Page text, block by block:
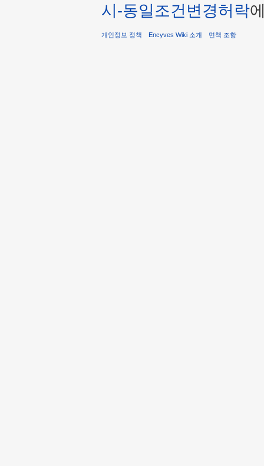
시-동일조건변경허락
개인정보 정책 Encyves Wiki 소개 면책 조항